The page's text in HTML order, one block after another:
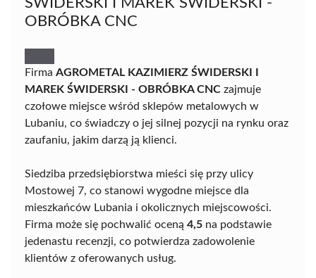
OBRÓBKA CNC
Firma AGROMETAL KAZIMIERZ ŚWIDERSKI I
MAREK ŚWIDERSKI - OBRÓBKA CNC zajmuje
czołowe miejsce wśród sklepów metalowych w
Lubaniu, co świadczy o jej silnej pozycji na rynku oraz
zaufaniu, jakim darzą ją klienci.
Siedziba przedsiębiorstwa mieści się przy ulicy
Mostowej 7, co stanowi wygodne miejsce dla
mieszkańców Lubania i okolicznych miejscowości.
Firma może się pochwalić oceną 4,5 na podstawie
jedenastu recenzji, co potwierdza zadowolenie
klientów z oferowanych usług.